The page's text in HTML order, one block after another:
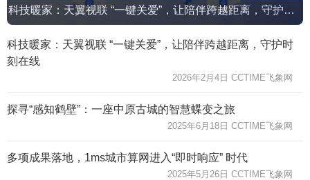
科技暖家：天翼视联 “一键关爱”，让陪伴跨越距离，守护时刻在线
科技暖家：天翼视联 “一键关爱”，让陪伴跨越距离，守护时
刻在线
2026年2月4日 CCTIME飞象网
探寻“感知鹤壁”：一座中原古城的智慧蝶变之旅
2025年6月18日 CCTIME飞象网
多项成果落地，1ms城市算网进入“即时响应” 时代
2025年5月26日 CCTIME飞象网